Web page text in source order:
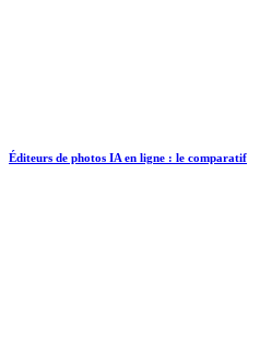
Éditeurs de photos IA en ligne : le comparatif